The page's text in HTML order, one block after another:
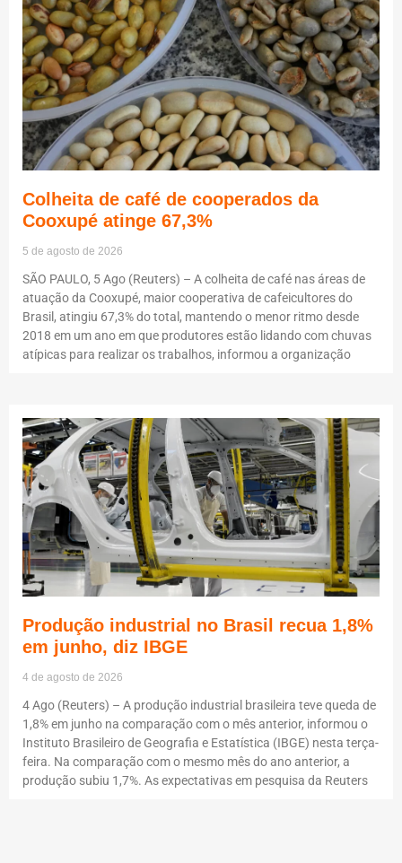
Colheita de café de cooperados da
Cooxupé atinge 67,3%
5 de agosto de 2026
SÃO PAULO, 5 Ago (Reuters) – A colheita de café nas áreas de
atuação da Cooxupé, maior cooperativa de cafeicultores do
Brasil, atingiu 67,3% do total, mantendo o menor ritmo desde
2018 em um ano em que produtores estão lidando com chuvas
atípicas para realizar os trabalhos, informou a organização
Produção industrial no Brasil recua 1,8%
em junho, diz IBGE
4 de agosto de 2026
4 Ago (Reuters) – A produção industrial brasileira teve queda de
1,8% em junho na comparação com o mês anterior, informou o
Instituto Brasileiro de Geografia e Estatística (IBGE) nesta terça-
feira. Na comparação com o mesmo mês do ano anterior, a
produção subiu 1,7%. As expectativas em pesquisa da Reuters